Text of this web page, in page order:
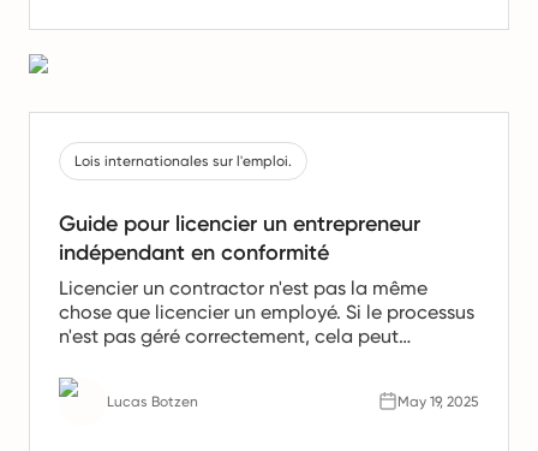
Lois internationales sur l'emploi.
Guide pour licencier un entrepreneur
indépendant en conformité
Licencier un contractor n'est pas la même
chose que licencier un employé. Si le processus
n'est pas géré correctement, cela peut
non rémunérés et des conséquences graves
pour votre entreprise. Cet article explique
Lucas Botzen May 19, 2025